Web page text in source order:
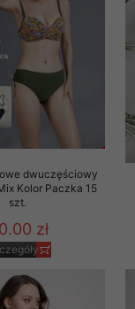
dwuczęściowy
Kolor Paczka 15
szt.
zł